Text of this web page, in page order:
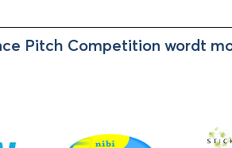
Pitch Competition wordt